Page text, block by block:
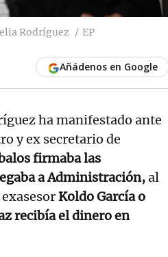
Rodríguez EP
Añádenos en Google
ha manifestado ante
y ex secretario de
firmaba las
a Administración,al
Koldo García o
recibía el dinero en